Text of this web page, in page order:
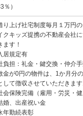
％）
り上げ社宅制度毎月１万円
クキッズ提携の不動産会社
ます！
居規定有
負担：礼金・鍵交換・仲介
が0円の物件は、1か月分
して徴収させていただきます
会保険完備（雇用・労災・
婚、出産祝い金
年勤続表彰